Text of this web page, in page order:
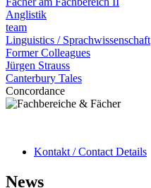
Anglistik
team
Linguistics / Sprachwissenschaft
Former Colleagues
Jürgen Strauss
Canterbury Tales
Concordance
Kontakt / Contact Details
News